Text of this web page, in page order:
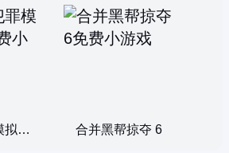
迈阿密犯罪模拟器3D 合并黑帮掠夺 6